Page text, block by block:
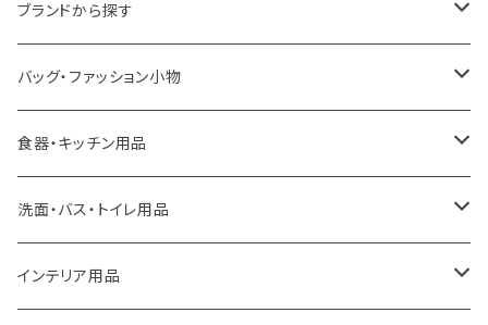
ブランドから探す
LOQI
ideaco
a.depeche
ROOTOTE
バッグ・ファッション小物
エコバッグ
アクセサリー
トートバッグ
食器・キッチン用品
キッチンラック
キッチンペーパーホルダー
洗面・バス・トイレ用品
洗面用品
インテリア用品